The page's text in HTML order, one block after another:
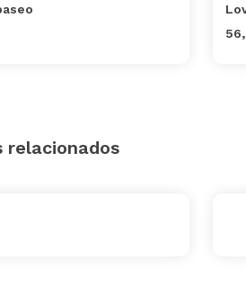
relacionados